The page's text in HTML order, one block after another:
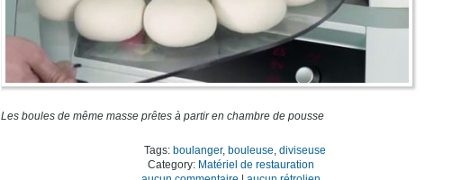
Les boules de même masse prêtes à partir en chambre de pousse
boulanger, bouleuse,diviseuse
Matériel de restauration